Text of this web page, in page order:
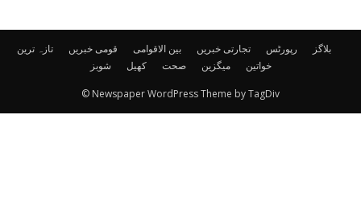
تازہ ترین قومی خبریں بین الاقوامی تجارتی خبریں رپورٹس
بلاگز
شوبز
کھیل صحت میگزین خواتین
© Newspaper WordPress Theme by TagDiv